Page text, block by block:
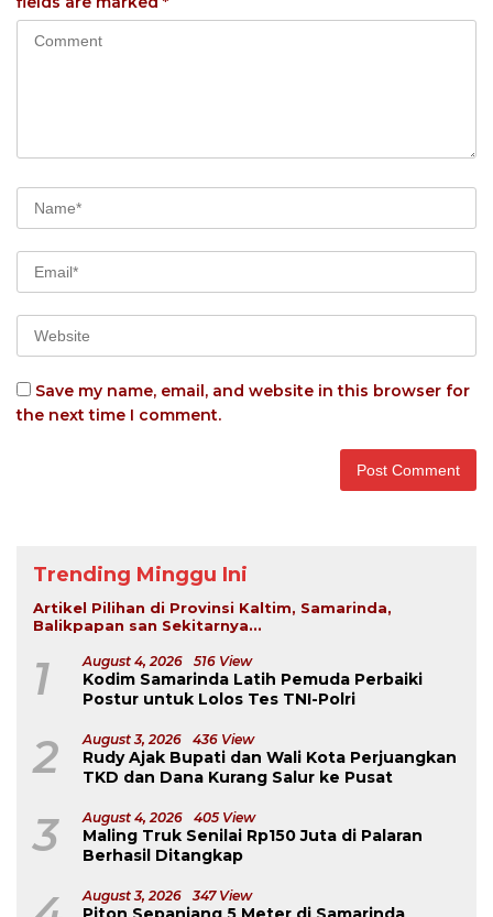
Save my name, email, and website in this browser for
the next time I comment.
Trending Minggu Ini
Artikel Pilihan di Provinsi Kaltim, Samarinda,
Balikpapan san Sekitarnya...
1 August 4, 2026 516 View
Kodim Samarinda Latih Pemuda Perbaiki
Postur untuk Lolos Tes TNI-Polri
2 August 3, 2026 436 View
Rudy Ajak Bupati dan Wali Kota Perjuangkan
TKD dan Dana Kurang Salur ke Pusat
3 August 4, 2026 405 View
Maling Truk Senilai Rp150 Juta di Palaran
Berhasil Ditangkap
August 3, 2026 347 View